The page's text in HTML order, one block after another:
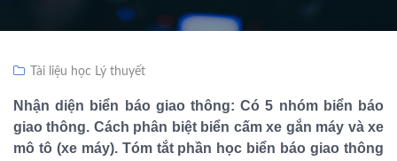
Tài liệu học Lý thuyết
Nhận diện biển báo giao thông: Có 5 nhóm biển báo
giao thông. Cách phân biệt biển cấm xe gắn máy và xe
mô tô (xe máy). Tóm tắt phần học biển báo giao thông